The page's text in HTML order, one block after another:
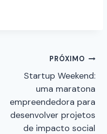
PRÓXIMO
Startup Weekend:
uma maratona
empreendedora para
desenvolver projetos
de impacto social